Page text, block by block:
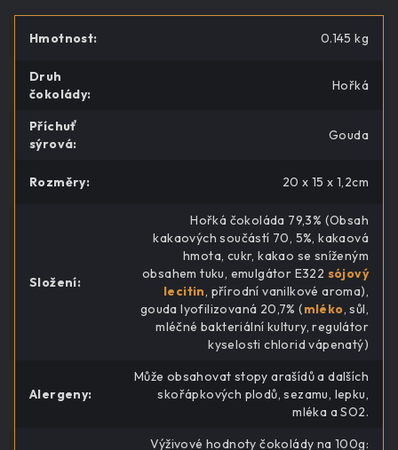
Hmotnost: 0.145 kg
Druh
čokolády:
Hořká
Příchuť
sýrová:
Gouda
Rozměry: 20 x 15 x 1,2cm
Složení:
Hořká čokoláda 79,3% (Obsah
kakaových součástí 70, 5%, kakaová
hmota, cukr, kakao se sníženým
obsahem tuku, emulgátor E322 sójový
lecitin, přírodní vanilkové aroma),
gouda lyofilizovaná 20,7% (mléko, sůl,
mléčné bakteriální kultury, regulátor
kyselosti chlorid vápenatý)
Alergeny:
Může obsahovat stopy arašídů a dalších
skořápkových plodů, sezamu, lepku,
mléka a SO2.
Výživové hodnoty čokolády na 100g: